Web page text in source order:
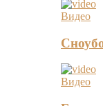
Видео
Видео